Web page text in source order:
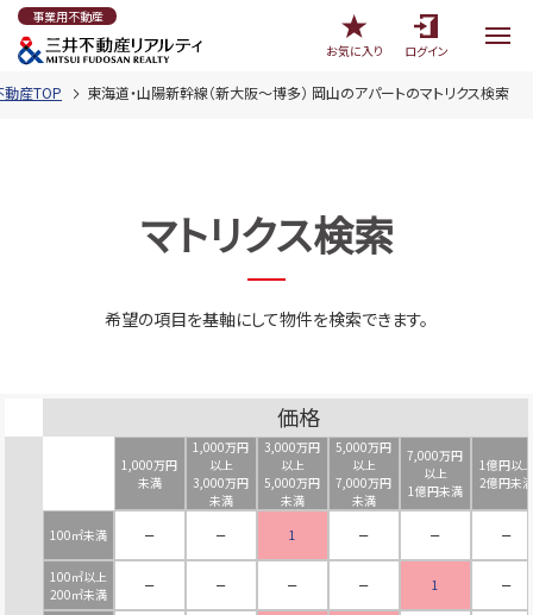
事業用不動産
お気に入り
ログイン
産TOP 東海道・山陽新幹線（新大阪～博多） 岡山のアパートのマトリクス検索
マトリクス検索
希望の項目を基軸にして物件を検索できます。
価格
1,000万円
未満
1,000万円
以上
3,000万円
未満
3,000万円
以上
5,000万円
未満
5,000万円
以上
7,000万円
未満
7,000万円
以上
1億円未満
1億円以上
2億円未満
100㎡未満 － － 1 － － －
100㎡以上
200㎡未満
－ － － － 1 －